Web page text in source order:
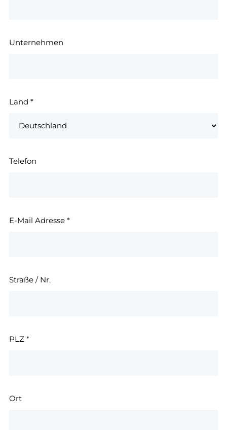
Unternehmen
Land *
Telefon
E-Mail Adresse *
Straße / Nr.
PLZ *
Ort